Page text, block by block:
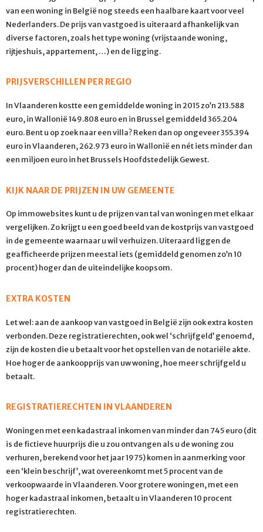
van een woning in België nog steeds een haalbare kaart voor veel
Nederlanders. De prijs van vastgoed is uiteraard afhankelijk van
diverse factoren, zoals het type woning (vrijstaande woning,
rijtjeshuis, appartement, …) en de ligging.
PRIJSVERSCHILLEN PER REGIO
In Vlaanderen kostte een gemiddelde woning in 2015 zo’n 213.588
euro, in Wallonië 149.808 euro en in Brussel gemiddeld 365.204
euro. Bent u op zoek naar een villa? Reken dan op ongeveer 355.394
euro in Vlaanderen, 262.973 euro in Wallonië en nét iets minder dan
een miljoen euro in het Brussels Hoofdstedelijk Gewest.
KIJK NAAR DE PRIJZEN IN UW GEMEENTE
Op immowebsites kunt u de prijzen van tal van woningen met elkaar
vergelijken. Zo krijgt u een goed beeld van de kostprijs van vastgoed
in de gemeente waarnaar u wil verhuizen. Uiteraard liggen de
geafficheerde prijzen meestal iets (gemiddeld genomen zo’n 10
procent) hoger dan de uiteindelijke koopsom.
EXTRA KOSTEN
Let wel: aan de aankoop van vastgoed in België zijn ook extra kosten
verbonden. Deze registratierechten, ook wel ‘schrijfgeld’ genoemd,
zijn de kosten die u betaalt voor het opstellen van de notariële akte.
Hoe hoger de aankoopprijs van uw woning, hoe meer schrijfgeld u
betaalt.
REGISTRATIERECHTEN IN VLAANDEREN
Woningen met een kadastraal inkomen van minder dan 745 euro (dit
is de fictieve huurprijs die u zou ontvangen als u de woning zou
verhuren, berekend voor het jaar 1975) komen in aanmerking voor
een ‘klein beschrijf’, wat overeenkomt met 5 procent van de
verkoopwaarde in Vlaanderen. Voor grotere woningen, met een
hoger kadastraal inkomen, betaalt u in Vlaanderen 10 procent
registratierechten.